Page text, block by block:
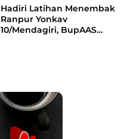
Hadiri Latihan Menembak
Ranpur Yonkav
10/Mendagiri, BupAAS